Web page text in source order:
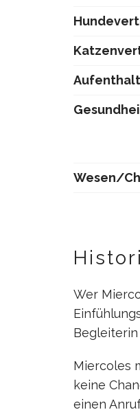
Wesen/
Wer
Miercoles
keine
einen